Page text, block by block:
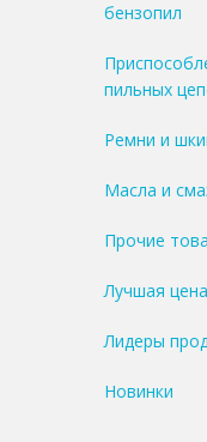
бензопил
пильных
Ремни и
Масла и
Прочие
Лучшая цена
Лидеры
Новинки